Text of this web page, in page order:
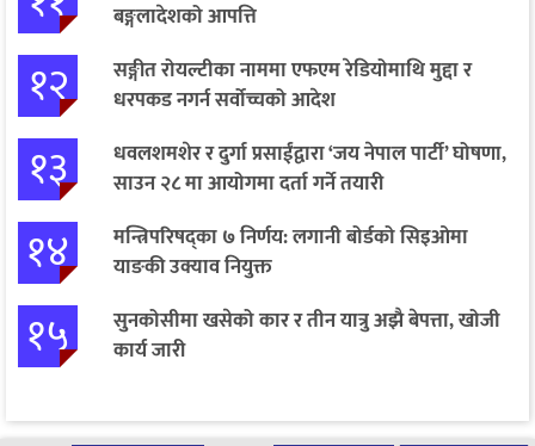
बङ्गलादेशको आपत्ति
१२
सङ्गीत रोयल्टीका नाममा एफएम रेडियोमाथि मुद्दा र
धरपकड नगर्न सर्वोच्चको आदेश
१३
धवलशमशेर र दुर्गा प्रसाईंद्वारा ‘जय नेपाल पार्टी’ घोषणा,
साउन २८ मा आयोगमा दर्ता गर्ने तयारी
१४
मन्त्रिपरिषद्का ७ निर्णय: लगानी बोर्डको सिइओमा
याङकी उक्याव नियुक्त
१५
सुनकोसीमा खसेको कार र तीन यात्रु अझै बेपत्ता, खोजी
कार्य जारी